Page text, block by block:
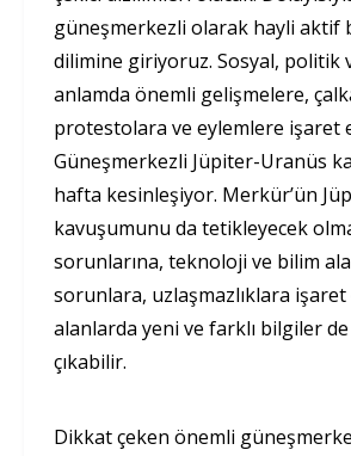
güneşmerkezli olarak hayli aktif
dilimine giriyoruz. Sosyal, politik
anlamda önemli gelişmelere,
protestolara ve eylemlere işaret
Güneşmerkezli Jüpiter-Uranüs
hafta kesinleşiyor. Merkür’ün
kavuşumunu da tetikleyecek
sorunlarına, teknoloji ve bilim
sorunlara, uzlaşmazlıklara
alanlarda yeni ve farklı bilgiler
çıkabilir.
Dikkat çeken önemli